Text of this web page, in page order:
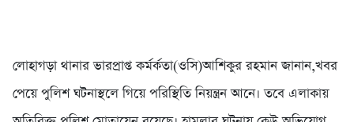
লোহাগড়া থানার ভারপ্রাপ্ত কর্মর্কতা(ওসি)আশিকুর রহমান জানান,খবর
পেয়ে পুলিশ ঘটনাস্থলে গিয়ে পরিস্থিতি নিয়ন্ত্রন আনে। তবে এলাকায়